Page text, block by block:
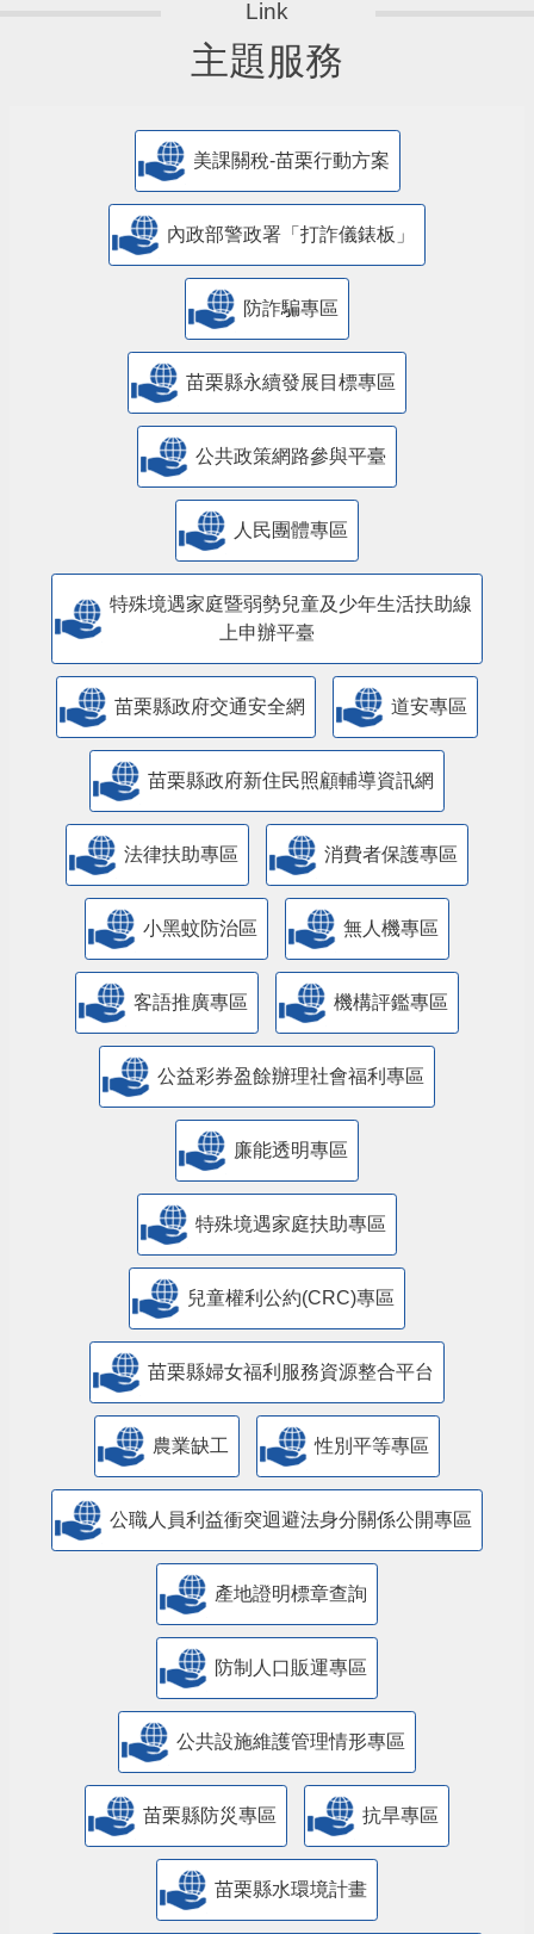
主題服務
美課關稅-苗栗行動方案
內政部警政署「打詐儀錶板」
防詐騙專區
苗栗縣永續發展目標專區
公共政策網路參與平臺
人民團體專區
特殊境遇家庭暨弱勢兒童及少年生活扶助線
上申辦平臺
苗栗縣政府交通安全網 道安專區
苗栗縣政府新住民照顧輔導資訊網
法律扶助專區 消費者保護專區
小黑蚊防治區 無人機專區
客語推廣專區 機構評鑑專區
公益彩券盈餘辦理社會福利專區
廉能透明專區
特殊境遇家庭扶助專區
兒童權利公約(CRC)專區
苗栗縣婦女福利服務資源整合平台
農業缺工 性別平等專區
公職人員利益衝突迴避法身分關係公開專區
產地證明標章查詢
防制人口販運專區
​公共設施維護管理情形專區
苗栗縣防災專區 抗旱專區
苗栗縣水環境計畫